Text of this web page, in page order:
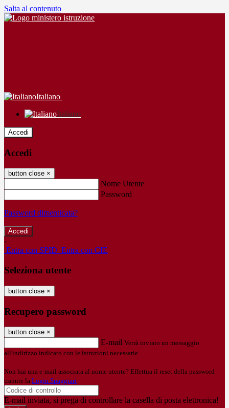
Salta al contenuto
Italiano
Italiano
Accedi
Accedi
button close ×
Nome Utente
Password
Password dimenticata?
-
Entra con SPID Entra con CIE
Seleziona utente
button close ×
Recupero password
button close ×
E-mail Verrà inviato un messaggio
all'indirizzo indicato con le istruzioni necessarie.
Non hai una e-mail associata al nome utente? Effettua il reset della password
tramite la Login Spaggiari
E-mail inviata, si prega di controllare la casella di posta elettronica!